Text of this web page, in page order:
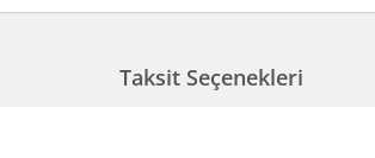
Taksit Seçenekleri